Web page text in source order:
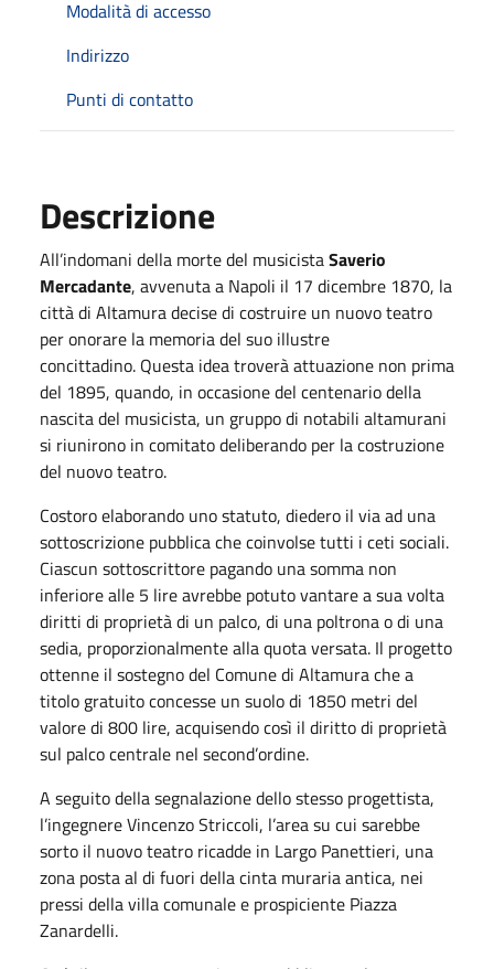
Modalità di accesso
Indirizzo
Punti di contatto
Descrizione
All’indomani della morte del musicistaSaverio
Mercadante, avvenuta a Napoli il 17 dicembre 1870, la
città di Altamura decise di costruire un nuovo teatro
per onorare la memoria del suo illustre
concittadino. Questa idea troverà attuazione non prima
del 1895, quando, in occasione del centenario della
nascita del musicista, un gruppo di notabili altamurani
si riunirono in comitato deliberando per la costruzione
del nuovo teatro.
Costoro elaborando uno statuto, diedero il via ad una
sottoscrizione pubblica che coinvolse tutti i ceti sociali.
Ciascun sottoscrittore pagando una somma non
inferiore alle 5 lire avrebbe potuto vantare a sua volta
diritti di proprietà di un palco, di una poltrona o di una
sedia, proporzionalmente alla quota versata. Il progetto
ottenne il sostegno del Comune di Altamura che a
titolo gratuito concesse un suolo di 1850 metri del
valore di 800 lire, acquisendo così il diritto di proprietà
sul palco centrale nel second’ordine.
A seguito della segnalazione dello stesso progettista,
l’ingegnere Vincenzo Striccoli, l’area su cui sarebbe
sorto il nuovo teatro ricadde in Largo Panettieri, una
zona posta al di fuori della cinta muraria antica, nei
pressi della villa comunale e prospiciente Piazza
Zanardelli.